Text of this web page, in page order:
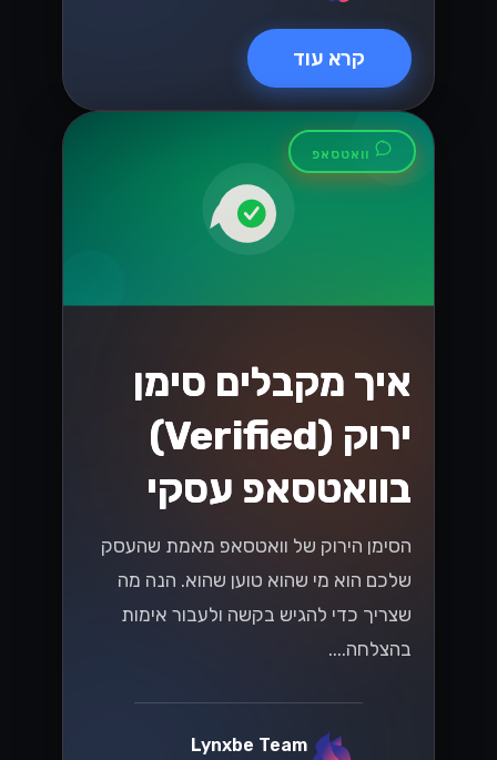
קרא עוד
וואטסאפ
איך מקבלים סימן
ירוק (Verified)
בוואטסאפ עסקי
הסימן הירוק של וואטסאפ מאמת שהעסק
שלכם הוא מי שהוא טוען שהוא. הנה מה
שצריך כדי להגיש בקשה ולעבור אימות
בהצלחה....
Lynxbe Team